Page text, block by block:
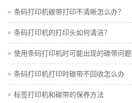
条码打印机碳带打印不清晰怎么办？
条码打印机的打印头如何清洁？
使用条码打印机时可能出现的碳带问题
条码打印机打印时碳带不回收怎么办
标签打印机和碳带的保养方法